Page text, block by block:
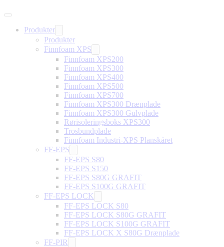
Produkter
Produkter
Finnfoam XPS
Finnfoam XPS200
Finnfoam XPS300
Finnfoam XPS400
Finnfoam XPS500
Finnfoam XPS700
Finnfoam XPS300 Drænplade
Finnfoam XPS300 Gulvplade
Rørisoleringsboks XPS300
Trosbundplade
Finnfoam Industri-XPS Planskåret
FF-EPS
FF-EPS S80
FF-EPS S150
FF-EPS S80G GRAFIT
FF-EPS S100G GRAFIT
FF-EPS LOCK
FF-EPS LOCK S80
FF-EPS LOCK S80G GRAFIT
FF-EPS LOCK S100G GRAFIT
FF-EPS LOCK X S80G Drænplade
FF-PIR